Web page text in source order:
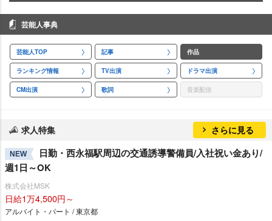
芸能人事典
芸能人TOP 記事 作品
ランキング情報 TV出演 ドラマ出演
CM出演 歌詞 音楽配信
求人特集 さらに見る
NEW
日勤・西永福駅周辺の交通誘導警備員/入社祝い金あり/
週1日～OK
株式会社MSK
日給1万4,500円～
アルバイト・パート / 東京都